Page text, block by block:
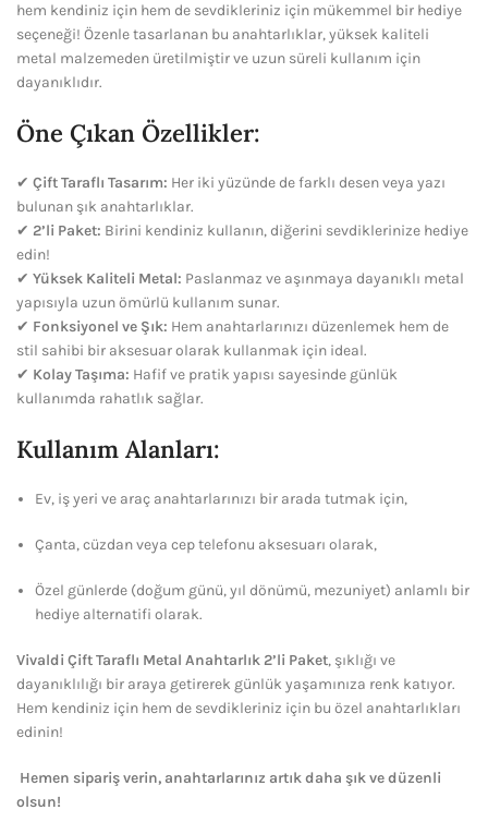
hem kendiniz için hem de sevdikleriniz için mükemmel bir hediye
seçeneği! Özenle tasarlanan bu anahtarlıklar, yüksek kaliteli
metal malzemeden üretilmiştir ve uzun süreli kullanım için
dayanıklıdır.
Öne Çıkan Özellikler:
✔ Çift Taraflı Tasarım: Her iki yüzünde de farklı desen veya yazı
bulunan şık anahtarlıklar.
✔ 2’li Paket: Birini kendiniz kullanın, diğerini sevdiklerinize hediye
edin!
✔ Yüksek Kaliteli Metal: Paslanmaz ve aşınmaya dayanıklı metal
yapısıyla uzun ömürlü kullanım sunar.
✔ Fonksiyonel ve Şık: Hem anahtarlarınızı düzenlemek hem de
stil sahibi bir aksesuar olarak kullanmak için ideal.
✔ Kolay Taşıma: Hafif ve pratik yapısı sayesinde günlük
kullanımda rahatlık sağlar.
Kullanım Alanları:
Ev, iş yeri ve araç anahtarlarınızı bir arada tutmak için,
Çanta, cüzdan veya cep telefonu aksesuarı olarak,
Özel günlerde (doğum günü, yıl dönümü, mezuniyet) anlamlı bir
hediye alternatifi olarak.
Vivaldi Çift Taraflı Metal Anahtarlık 2’li Paket, şıklığı ve
dayanıklılığı bir araya getirerek günlük yaşamınıza renk katıyor.
Hem kendiniz için hem de sevdikleriniz için bu özel anahtarlıkları
edinin!
Hemen sipariş verin, anahtarlarınız artık daha şık ve düzenli
olsun!